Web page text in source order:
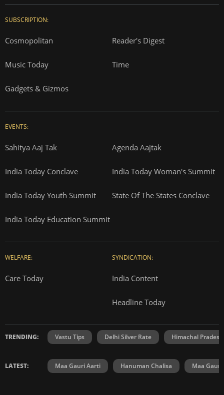
SUBSCRIPTION:
Cosmopolitan Reader's Digest
Music Today Time
Gadgets & Gizmos
EVENTS:
Sahitya Aaj Tak Agenda Aajtak
India Today Conclave India Today Woman's Summit
India Today Youth Summit State Of The States Conclave
India Today Education Summit
WELFARE:
Care Today
SYNDICATION:
India Content
Headline Today
TRENDING: Vastu Tips Delhi Silver Rate Himachal
LATEST: Maa Gauri Aarti Hanuman Chalisa Maa Gauri